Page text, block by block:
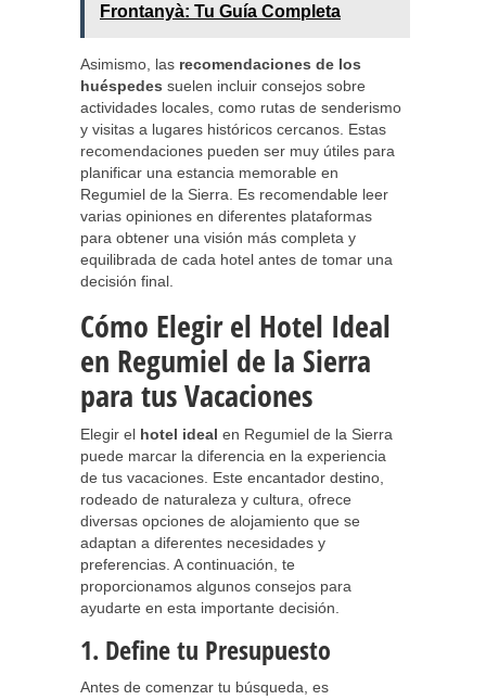
Frontanyà: Tu Guía Completa
Asimismo, las recomendaciones de los
huéspedes suelen incluir consejos sobre
actividades locales, como rutas de senderismo
y visitas a lugares históricos cercanos. Estas
recomendaciones pueden ser muy útiles para
planificar una estancia memorable en
Regumiel de la Sierra. Es recomendable leer
varias opiniones en diferentes plataformas
para obtener una visión más completa y
equilibrada de cada hotel antes de tomar una
decisión final.
Cómo Elegir el Hotel Ideal
en Regumiel de la Sierra
para tus Vacaciones
Elegir el hotel ideal en Regumiel de la Sierra
puede marcar la diferencia en la experiencia
de tus vacaciones. Este encantador destino,
rodeado de naturaleza y cultura, ofrece
diversas opciones de alojamiento que se
adaptan a diferentes necesidades y
preferencias. A continuación, te
proporcionamos algunos consejos para
ayudarte en esta importante decisión.
1. Define tu Presupuesto
Antes de comenzar tu búsqueda, es